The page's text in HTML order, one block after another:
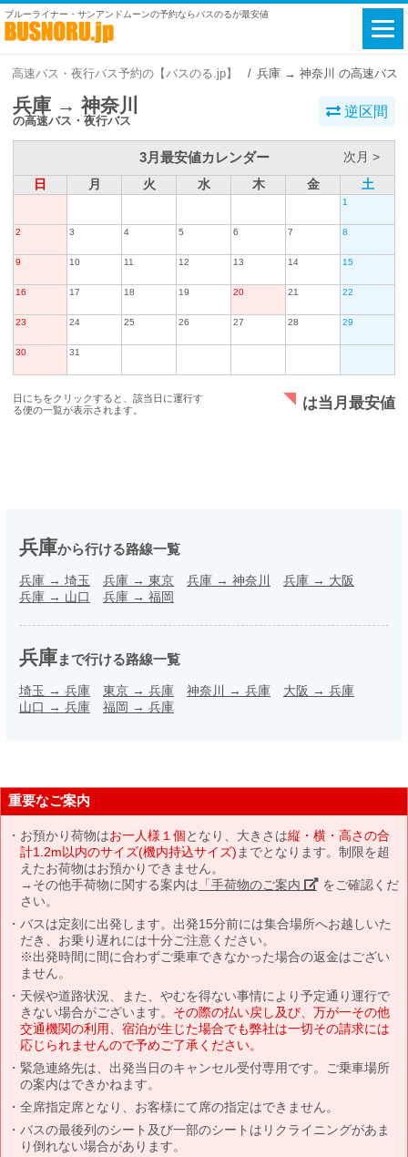
ブルーライナー・サンアンドムーンの予約ならバスのるが最安値
高速バス・夜行バス予約の【バスのる.jp】 兵庫 → 神奈川 の高速バス
兵庫 → 神奈川
の高速バス・夜行バス
逆区間
3月最安値カレンダー
次月 >
日
月 火 水 木 金 土
1
2 3 4 5 6 7 8
9 10 11 12 13 14 15
16 17 18 19 20 21 22
23 24 25 26 27 28 29
30 31
日にちをクリックすると、該当日に運行す
る便の一覧が表示されます。
は当月最安値
兵庫から行ける路線一覧
兵庫 → 埼玉 兵庫 → 東京 兵庫 → 神奈川 兵庫 → 大阪
兵庫 → 山口 兵庫 → 福岡
兵庫まで行ける路線一覧
埼玉 → 兵庫 東京 → 兵庫 神奈川 → 兵庫 大阪 → 兵庫
山口 → 兵庫 福岡 → 兵庫
重要なご案内
お預かり荷物はお一人様１個となり、大きさは縦・横・高さの合
計1.2m以内のサイズ(機内持込サイズ) までとなります。制限を超
えたお荷物はお預かりできません。
→その他手荷物に関する案内は 「手荷物のご案内」 をご確認くだ
さい。
バスは定刻に出発します。出発15分前には集合場所へお越しいた
だき、お乗り遅れには十分ご注意ください。
※出発時間に間に合わずご乗車できなかった場合の返金はござい
ません。
天候や道路状況、また、やむを得ない事情により予定通り運行で
きない場合がございます。 その際の払い戻し及び、万が一その他
交通機関の利用、宿泊が生じた場合でも弊社は一切その請求には
応じられませんので予めご了承ください。
緊急連絡先は、出発当日のキャンセル受付専用です。ご乗車場所
の案内はできかねます。
全席指定席となり、お客様にて席の指定はできません。
バスの最後列のシート及び一部のシートはリクライニングがあま
り倒れない場合があります。